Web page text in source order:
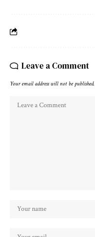
Leave a Comment
Your email address will not be published.